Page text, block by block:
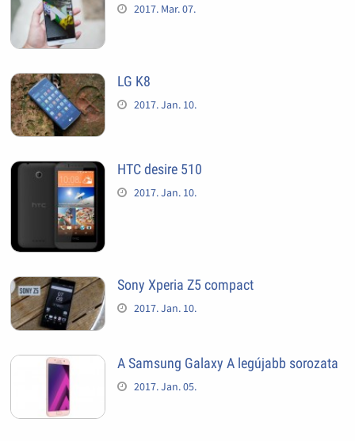
2017. Mar. 07.
LG K8
2017. Jan. 10.
HTC desire 510
2017. Jan. 10.
Sony Xperia Z5 compact
2017. Jan. 10.
A Samsung Galaxy A legújabb sorozata
2017. Jan. 05.